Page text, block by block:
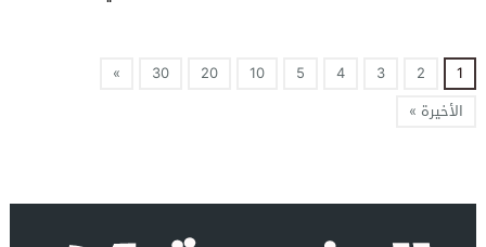
1
2
3
4
5
10
20
30
»
الأخيرة »